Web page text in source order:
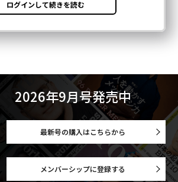
2026年9月号発売中
最新号の購入はこちらから
メンバーシップに登録する